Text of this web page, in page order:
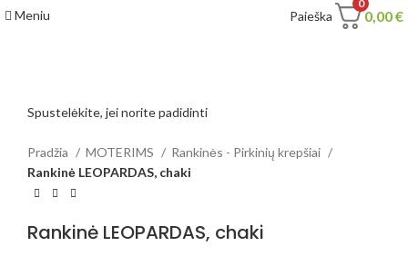
Meniu Paieška
0
0,00€
Spustelėkite, jei norite padidinti
Pradžia MOTERIMS
Rankinės - Pirkinių krepšiai
Rankinė LEOPARDAS, chaki
Rankinė LEOPARDAS, chaki